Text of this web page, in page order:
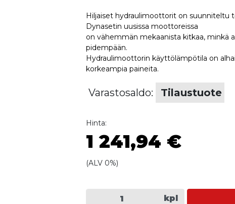
Hiljaiset hydraulimoottorit on suunniteltu
Dynasetin uusissa moottoreissa
on vähemmän mekaanista kitkaa, minkä
pidempään.
Hydraulimoottorin käyttölämpötila on
korkeampia paineita.
Varastosaldo: Tilaustuote
Hinta:
1 241,94 €
(ALV 0%)
kpl